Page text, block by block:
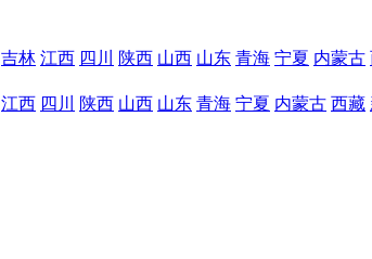
吉林 江西 四川 陕西 山西 山东 青海 宁夏 内蒙古
江西 四川 陕西 山西 山东 青海 宁夏 内蒙古 西藏